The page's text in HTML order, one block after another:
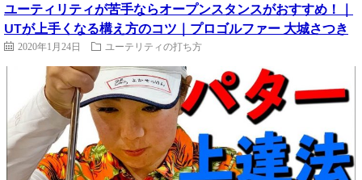
ユーティリティが苦手ならオープンスタンスがおすすめ！｜
UTが上手くなる構え方のコツ｜プロゴルファー 大城さつき
2020年1月24日 ユーテリティの打ち方